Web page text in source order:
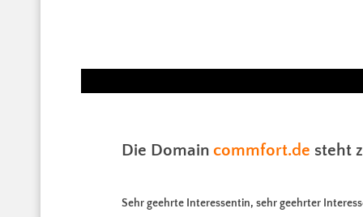
Die Domain commfort.de steht
Sehr geehrte Interessentin, sehr geehrter